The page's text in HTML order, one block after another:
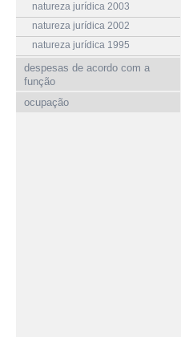
natureza jurídica 2003
natureza jurídica 2002
natureza jurídica 1995
despesas de acordo com a
função
ocupação